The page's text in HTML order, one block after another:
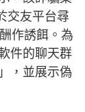
交友平台尋
作誘餌。為
件的聊天群
，並展示偽